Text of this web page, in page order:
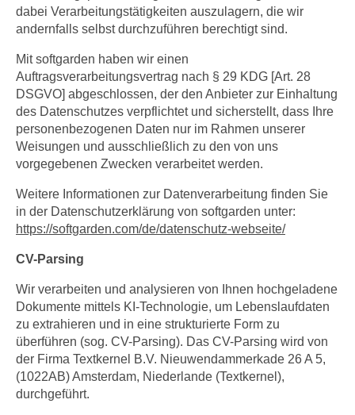
dabei Verarbeitungstätigkeiten auszulagern, die wir
andernfalls selbst durchzuführen berechtigt sind.
Mit softgarden haben wir einen
Auftragsverarbeitungsvertrag nach § 29 KDG [Art. 28
DSGVO] abgeschlossen, der den Anbieter zur Einhaltung
des Datenschutzes verpflichtet und sicherstellt, dass Ihre
personenbezogenen Daten nur im Rahmen unserer
Weisungen und ausschließlich zu den von uns
vorgegebenen Zwecken verarbeitet werden.
Weitere Informationen zur Datenverarbeitung finden Sie
in der Datenschutzerklärung von softgarden unter:
https://softgarden.com/de/datenschutz-webseite/
CV-Parsing
Wir verarbeiten und analysieren von Ihnen hochgeladene
Dokumente mittels KI-Technologie, um Lebenslaufdaten
zu extrahieren und in eine strukturierte Form zu
überführen (sog. CV-Parsing). Das CV-Parsing wird von
der Firma Textkernel B.V. Nieuwendammerkade 26 A 5,
(1022AB) Amsterdam, Niederlande (Textkernel),
durchgeführt.